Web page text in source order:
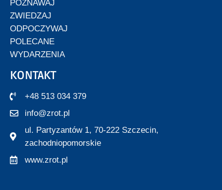
POZNAWAJ
ZWIEDZAJ
ODPOCZYWAJ
POLECANE
WYDARZENIA
KONTAKT
+48 513 034 379
info@zrot.pl
ul. Partyzantów 1, 70-222 Szczecin,
zachodniopomorskie
www.zrot.pl